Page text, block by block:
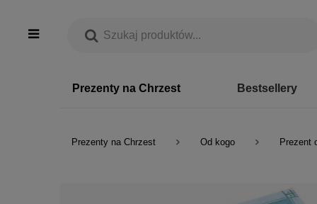
Prezenty na Chrzest Bestsellery
Prezenty na Chrzest Od kogo Prezent